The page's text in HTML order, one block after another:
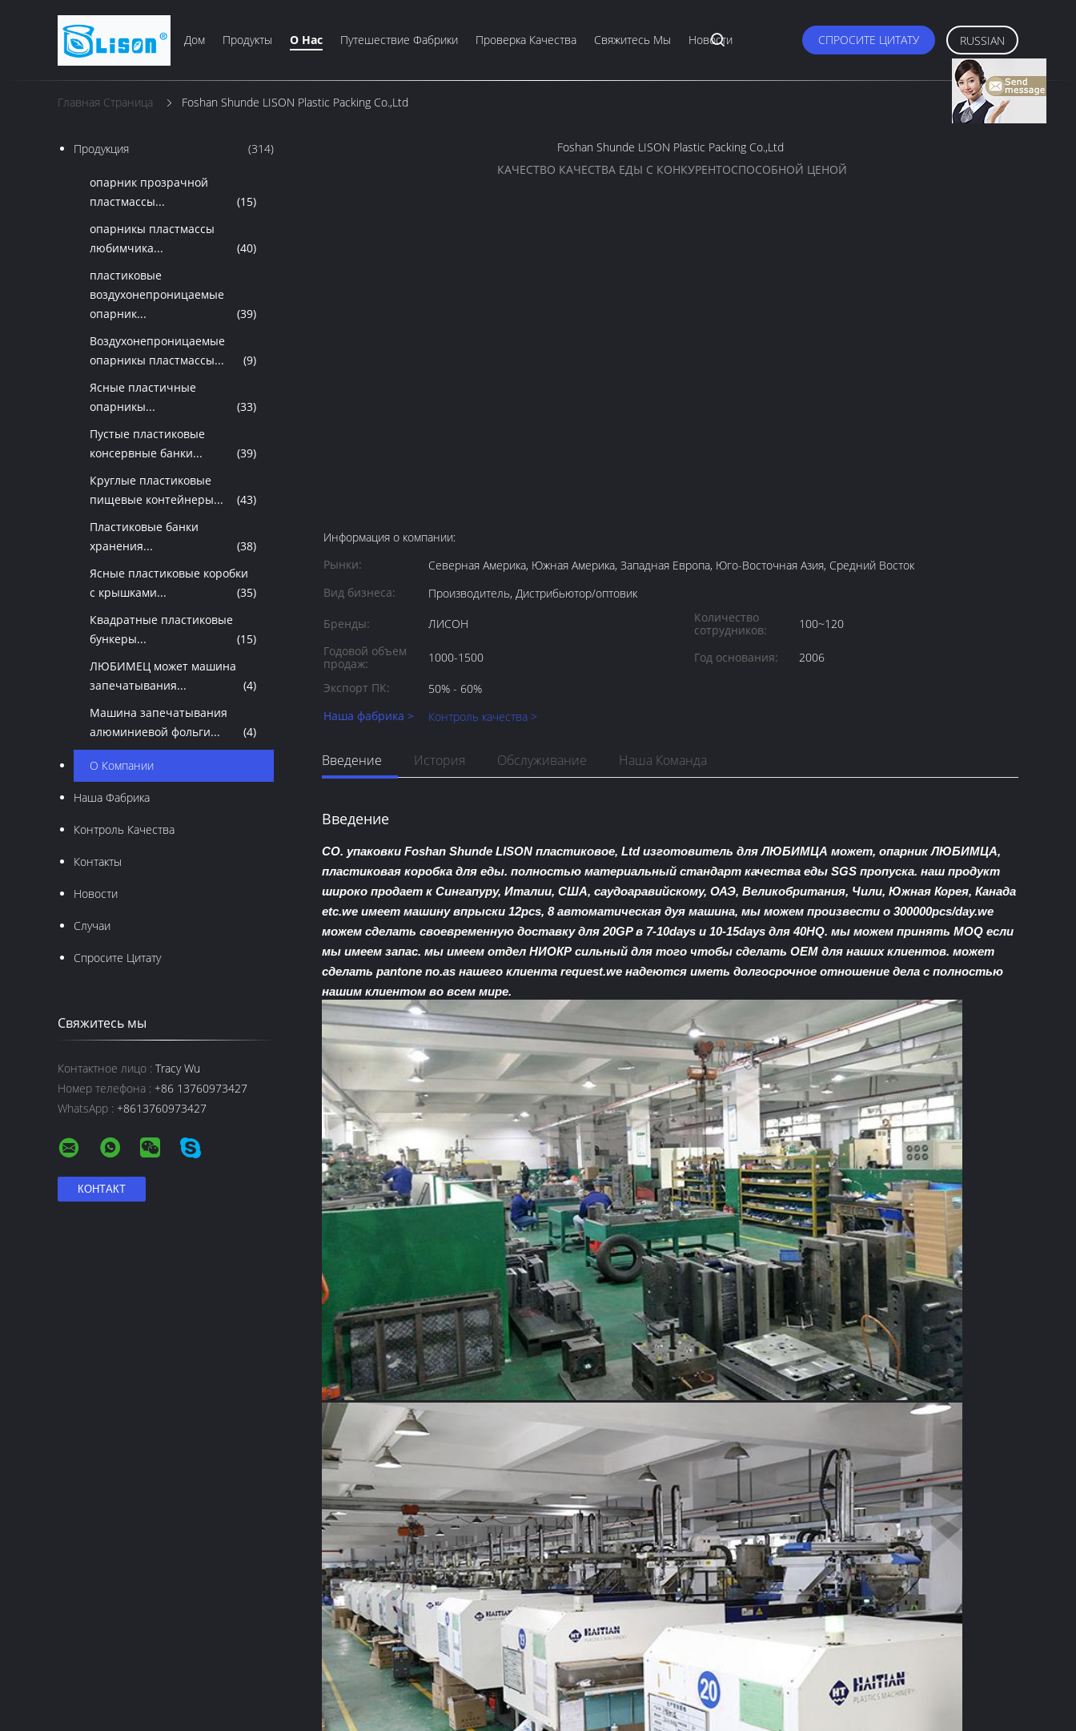
Дом Продукты О Нас Путешествие Фабрики Проверка Качества Свяжитесь Мы Новости СПРОСИТЕ ЦИТАТУ RUSSIAN
Главная Страница Foshan Shunde LISON Plastic Packing Co.,Ltd
Продукция (314)
опарник прозрачной
пластмассы...
(15)
опарникы пластмассы
любимчика...
(40)
пластиковые
воздухонепроницаемые
опарник...
(39)
Воздухонепроницаемые
опарникы пластмассы...
(9)
Ясные пластичные
опарникы...
(33)
Пустые пластиковые
консервные банки...
(39)
Круглые пластиковые
пищевые контейнеры...
(43)
Пластиковые банки
хранения...
(38)
Ясные пластиковые коробки
с крышками...
(35)
Квадратные пластиковые
бункеры...
(15)
ЛЮБИМЕЦ может машина
запечатывания...
(4)
Машина запечатывания
алюминиевой фольги...
(4)
О Компании
Наша Фабрика
Контроль Качества
Контакты
Новости
Случаи
Спросите Цитату
Свяжитесь мы
Контактное лицо : Tracy Wu
Номер телефона : +86 13760973427
WhatsApp : +8613760973427
Foshan Shunde LISON Plastic Packing Co.,Ltd
КАЧЕСТВО КАЧЕСТВА ЕДЫ С КОНКУРЕНТОСПОСОБНОЙ ЦЕНОЙ
Информация о компании:
Рынки:
Северная Америка, Южная Америка, Западная Европа, Юго-Восточная Азия, Средний Восток
Вид бизнеса:
Производитель, Дистрибьютор/оптовик
Бренды:
ЛИСОН
Количество
сотрудников:
100~120
Годовой объем
продаж:
1000-1500 Год основания:
2006
Экспорт ПК:
50% - 60%
Наша фабрика >
Контроль качества >
Введение История Обслуживание Наша Команда
Введение
CO. упаковки Foshan Shunde LISON пластиковое, Ltd изготовитель для ЛЮБИМЦА может, опарник ЛЮБИМЦА,
пластиковая коробка для еды. полностью материальный стандарт качества еды SGS пропуска. наш продукт
широко продает к Сингапуру, Италии, США, саудоаравийскому, ОАЭ, Великобритания, Чили, Южная Корея, Канада
etc.we имеет машину впрыски 12pcs, 8 автоматическая дуя машина, мы можем произвести о 300000pcs/day.we
можем сделать своевременную доставку для 20GP в 7-10days и 10-15days для 40HQ. мы можем принять MOQ если
мы имеем запас. мы имеем отдел НИОКР сильный для того чтобы сделать OEM для наших клиентов. может
сделать pantone no.as нашего клиента request.we надеются иметь долгосрочное отношение дела с полностью
нашим клиентом во всем мире.